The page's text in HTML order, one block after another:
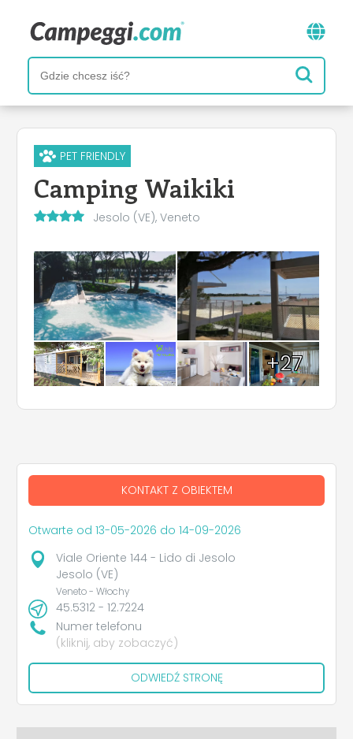
PET FRIENDLY
Camping Waikiki
Jesolo (VE), Veneto
+27
KONTAKT Z OBIEKTEM
Otwarte od 13-05-2026 do 14-09-2026
Viale Oriente 144 - Lido di Jesolo
Jesolo (VE)
Veneto - Włochy
45.5312 - 12.7224
Numer telefonu
(kliknij, aby zobaczyć)
ODWIEDŹ STRONĘ